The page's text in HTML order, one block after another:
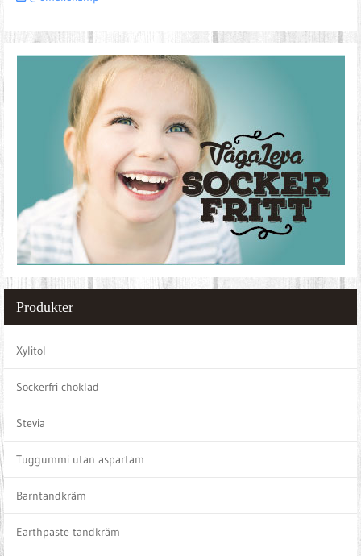
Produkter
Xylitol
Sockerfri choklad
Stevia
Tuggummi utan aspartam
Barntandkräm
Earthpaste tandkräm